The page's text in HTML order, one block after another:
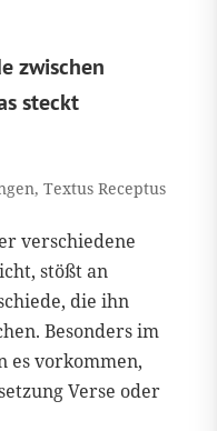
zwischen
steckt
, Textus Receptus
verschiedene
stößt an
die ihn
Besonders im
es vorkommen,
Verse oder